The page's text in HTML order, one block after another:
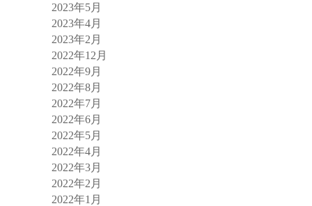
2023年5月
2023年4月
2023年2月
2022年12月
2022年9月
2022年8月
2022年7月
2022年6月
2022年5月
2022年4月
2022年3月
2022年2月
2022年1月